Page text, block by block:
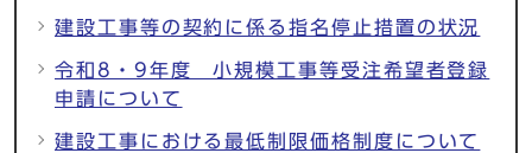
建設工事等の契約に係る指名停止措置の状況
令和8・9年度 小規模工事等受注希望者登録
申請について
建設工事における最低制限価格制度について